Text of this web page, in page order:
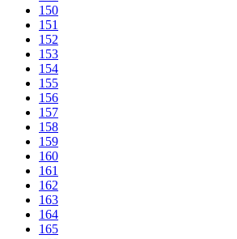
150
151
152
153
154
155
156
157
158
159
160
161
162
163
164
165